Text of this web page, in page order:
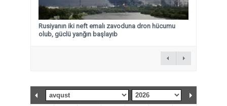
Rusiyanın iki neft emalı zavoduna dron hücumu
olub, güclü yanğın başlayıb